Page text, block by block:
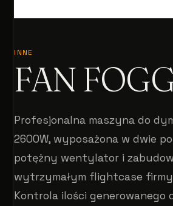
INNE
FAN
Profesjonalna maszyna do
2600W, wyposażona w dwie
potężny wentylator i
wytrzymałym flightcase
Kontrola ilości generowanego